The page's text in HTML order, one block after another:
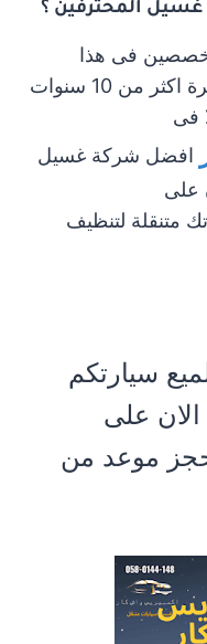
غسيل المحترفين ؟
فى هذا
المجال وعندهم عمالة مدربة وخبرة اكثر من 10 سنوات
فى
افضل شركة غسيل
على
متنقلة لتنظيف
سيارتكم
على
موعد من